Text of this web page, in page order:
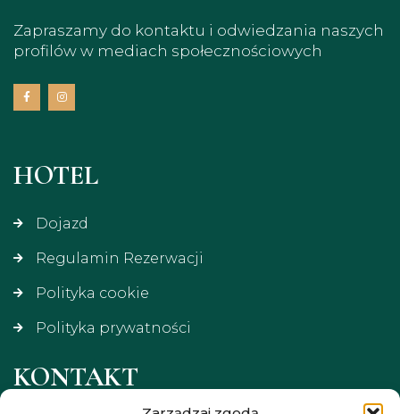
Zapraszamy do kontaktu i odwiedzania naszych
profilów w mediach społecznościowych
HOTEL
Dojazd
Regulamin Rezerwacji
Polityka cookie
Polityka prywatności
KONTAKT